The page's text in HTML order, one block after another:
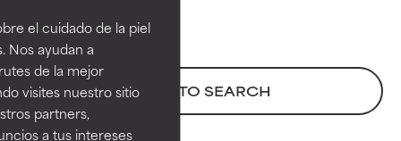
el cuidado de la piel
Nos ayudan a
de la mejor
visites nuestro sitio
partners,
a tus intereses
BACK TO SEARCH
EXCELENTE
Ingrediente sobresaliente con
beneficios reales para la piel. Su
EXCELENTE
Ingrediente sobresaliente con
beneficios reales para la piel. Su